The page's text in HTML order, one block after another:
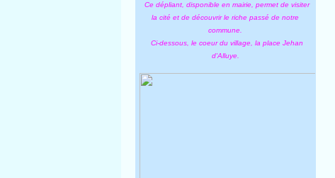
Ce dépliant, disponible en mairie, permet de visiter
la cité et de découvrir le riche passé de notre
commune.
Ci-dessous, le coeur du village, la place Jehan
d'Alluye.